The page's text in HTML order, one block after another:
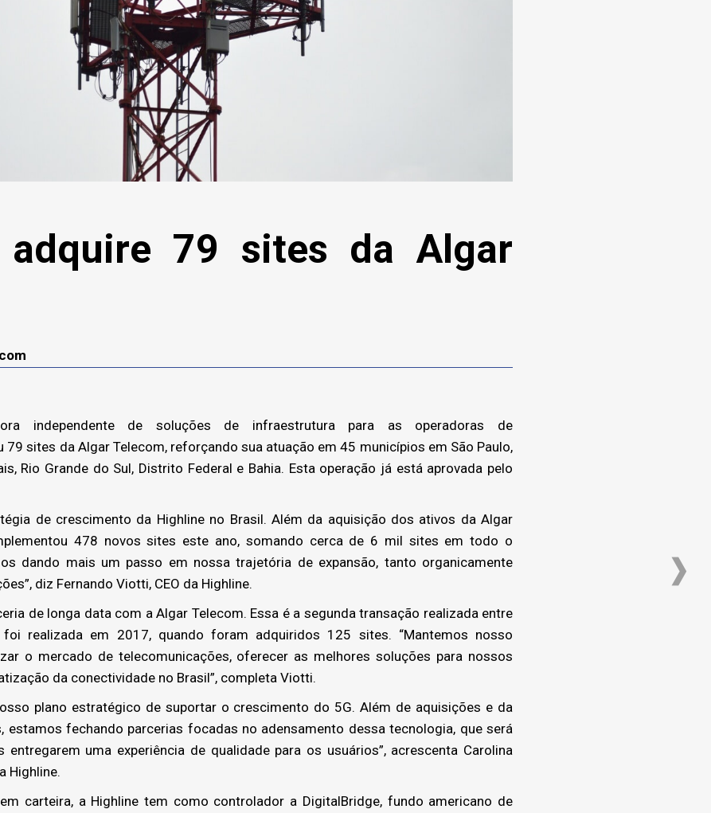
adquire 79 sites da Algar
independente de soluções de infraestrutura para as operadoras de
sites da Algar Telecom, reforçando sua atuação em 45 municípios em São Paulo,
Rio Grande do Sul, Distrito Federal e Bahia. Esta operação já está aprovada pelo
de crescimento da Highline no Brasil. Além da aquisição dos ativos da Algar
478 novos sites este ano, somando cerca de 6 mil sites em todo o
dando mais um passo em nossa trajetória de expansão, tanto organicamente
diz Fernando Viotti, CEO da Highline.
de longa data com a Algar Telecom. Essa é a segunda transação realizada entre
realizada em 2017, quando foram adquiridos 125 sites. “Mantemos nosso
o mercado de telecomunicações, oferecer as melhores soluções para nossos
da conectividade no Brasil”, completa Viotti.
plano estratégico de suportar o crescimento do 5G. Além de aquisições e da
estamos fechando parcerias focadas no adensamento dessa tecnologia, que será
entregarem uma experiência de qualidade para os usuários”, acrescenta Carolina
Highline.
carteira, a Highline tem como controlador a DigitalBridge, fundo americano de